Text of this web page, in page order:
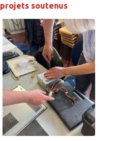
soutenus